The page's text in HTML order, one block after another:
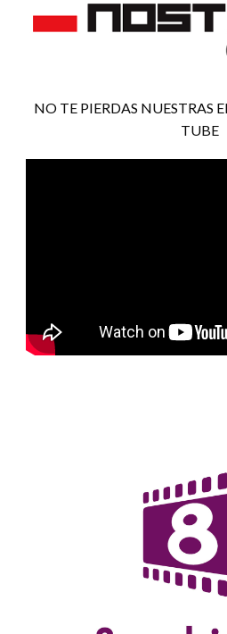
NO TE PIERDAS NUESTRAS
TUBE